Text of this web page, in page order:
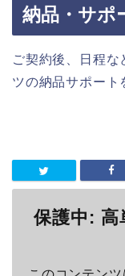
納品・サポ
ご契約後、日程な
ツの納品サポート
保護中: 高